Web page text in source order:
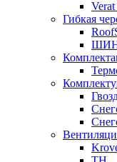
Гибкая